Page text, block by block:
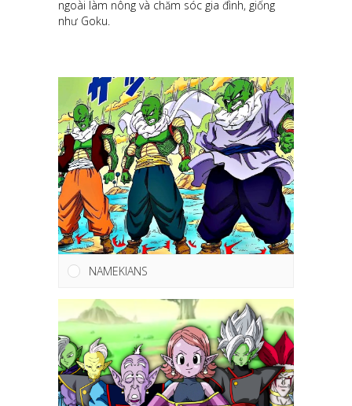
ngoài làm nông và chăm sóc gia đình, giống
như Goku.
NAMEKIANS